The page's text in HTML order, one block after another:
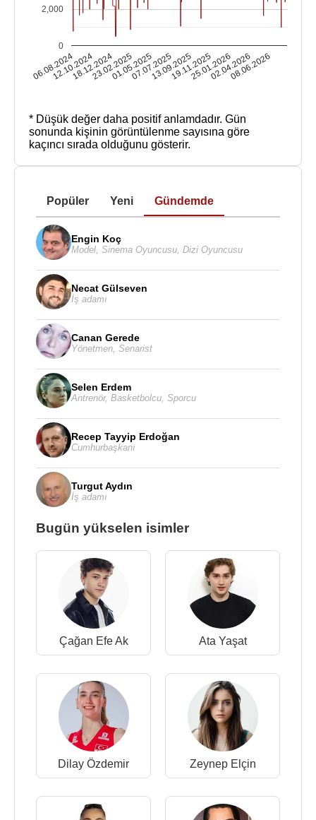
06.08.2024
12.10.2024
18.12.2024
23.02.2025
01.05.2025
07.07.2025
13.09.2025
19.11.2025
25.01.2026
02.04.2026
08.06.2026
0
2,000
* Düşük değer daha positif anlamdadır. Gün
sonunda kişinin görüntülenme sayısına göre
kaçıncı sırada olduğunu gösterir.
Popüler Yeni Gündemde
Engin Koç
Model Sinema Oyuncusu Dizi Oyuncusu
Necat Gülseven
İş adamı
Canan Gerede
Yönetmen Senarist
Selen Erdem
Antrenör, Basketbolcu Sporcu
Recep Tayyip Erdoğan
Cumhurbaşkanı
Turgut Aydın
İş adamı
Bugün yükselen isimler
Çağan Efe Ak Ata Yaşat
Dilay Özdemir Zeynep Elçin